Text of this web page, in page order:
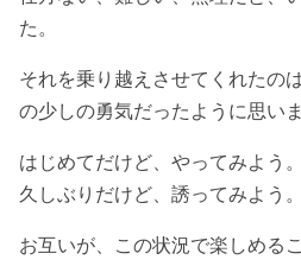
た。
それを乗り越えさせてくれたの
の少しの勇気だったように思いま
はじめてだけど、やってみよう。
久しぶりだけど、誘ってみよう。
お互いが、この状況で楽しめる